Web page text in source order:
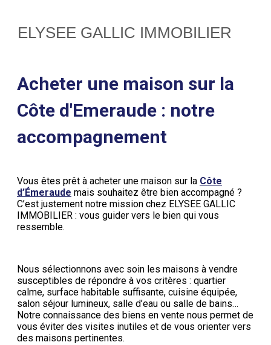
ELYSEE GALLIC IMMOBILIER
Acheter une maison sur la
Côte d'Emeraude : notre
accompagnement
Vous êtes prêt à acheter une maison sur la Côte
d’Émeraude mais souhaitez être bien accompagné ?
C’est justement notre mission chez ELYSEE GALLIC
IMMOBILIER : vous guider vers le bien qui vous
ressemble.
Nous sélectionnons avec soin les maisons à vendre
susceptibles de répondre à vos critères : quartier
calme, surface habitable suffisante, cuisine équipée,
salon séjour lumineux, salle d’eau ou salle de bains…
Notre connaissance des biens en vente nous permet de
vous éviter des visites inutiles et de vous orienter vers
des maisons pertinentes.